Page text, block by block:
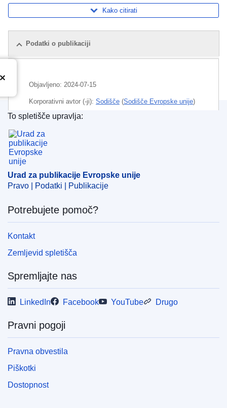
Kako citirati
Podatki o publikaciji
Objavljeno: 2024-07-15
Korporativni avtor (-ji): Sodišče (Sodišče Evropske unije)
obravnavanje
pomanjkanje delovne sile
CELEX : 62024CN0268
OJ : C_202404311
pdfa2a
Urad za publikacije Evropske unije
To spletišče upravlja:
Urad za publikacije Evropske unije
Pravo | Podatki | Publikacije
Potrebujete pomoč?
Kontakt
Zemljevid spletišča
Spremljajte nas
LinkedIn Facebook YouTube Drugo
Pravni pogoji
Pravna obvestila
Piškotki
Dostopnost